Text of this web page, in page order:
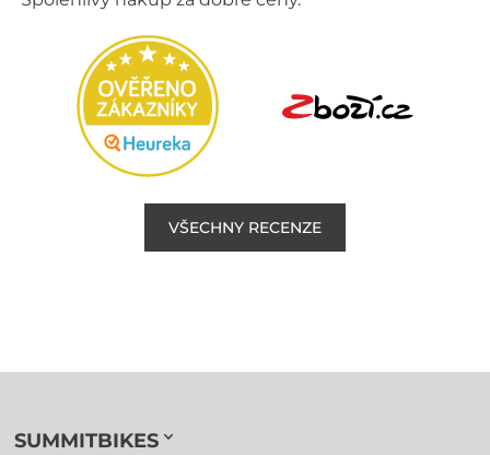
VŠECHNY RECENZE
SUMMITBIKES